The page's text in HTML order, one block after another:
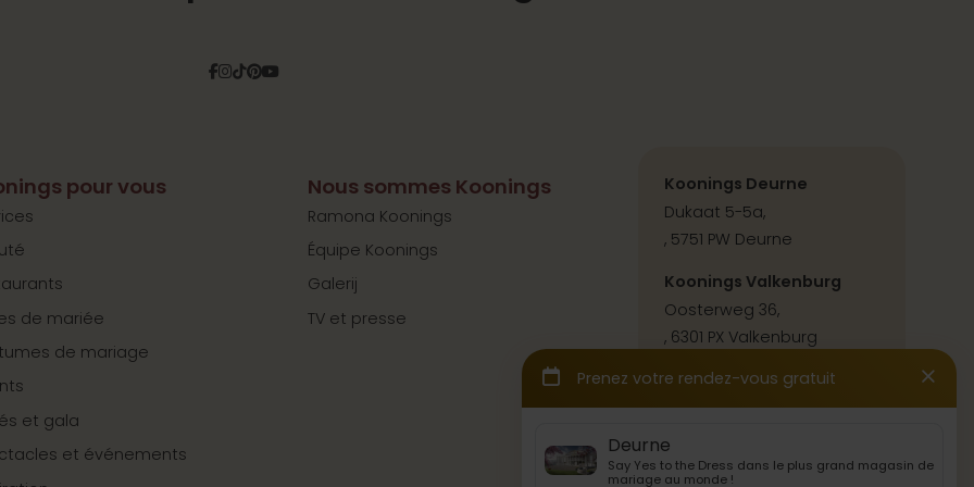
Facebook
Instagram
Tiktok
Pinterest
YouTube
pour vous
de mariée
de mariage
et gala
et événements
Nous sommes Koonings
Ramona Koonings
Équipe Koonings
Galerij
TV et presse
Koonings Deurne
Dukaat 5-5a,
, 5751 PW Deurne
Koonings Valkenburg
Oosterweg 36,
, 6301 PX Valkenburg
Contact & itinéraire